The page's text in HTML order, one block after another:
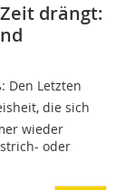
drängt:
Letzten
die sich
wieder
oder